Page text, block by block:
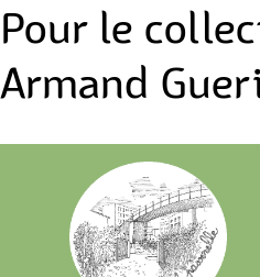
Pour le
Armand